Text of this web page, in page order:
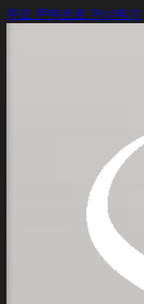
주요 콘텐츠로 건너뛰기